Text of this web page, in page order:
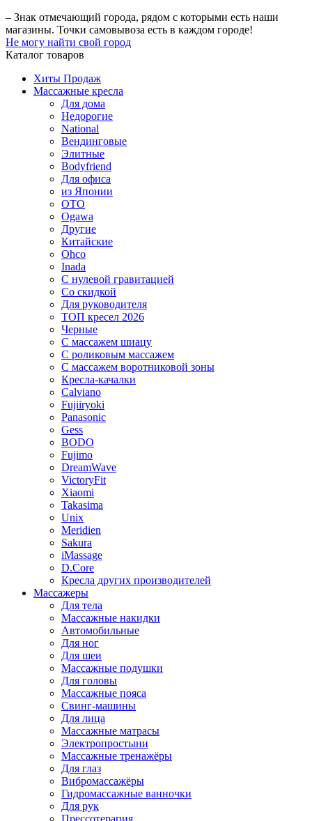
– Знак отмечающий города, рядом с которыми есть наши
магазины. Точки самовывоза есть в каждом городе!
Не могу найти свой город
Каталог товаров
Хиты Продаж
Массажные кресла
Для дома
Недорогие
National
Вендинговые
Элитные
Bodyfriend
Для офиса
из Японии
OTO
Ogawa
Другие
Китайские
Ohco
Inada
С нулевой гравитацией
Со скидкой
Для руководителя
ТОП кресел 2026
Черные
С массажем шиацу
С роликовым массажем
С массажем воротниковой зоны
Кресла-качалки
Calviano
Fujiiryoki
Panasonic
Gess
BODO
Fujimo
DreamWave
VictoryFit
Xiaomi
Takasima
Unix
Meridien
Sakura
iMassage
D.Core
Кресла других производителей
Массажеры
Для тела
Массажные накидки
Автомобильные
Для ног
Для шеи
Массажные подушки
Для головы
Массажные пояса
Свинг-машины
Для лица
Массажные матрасы
Электропростыни
Массажные тренажёры
Для глаз
Вибромассажёры
Гидромассажные ванночки
Для рук
Прессотерапия